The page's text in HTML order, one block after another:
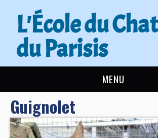
L'École du
du Parisis
MENU
L’ÉCOLE DU CHAT
ACTUALITÉS
Guignolet